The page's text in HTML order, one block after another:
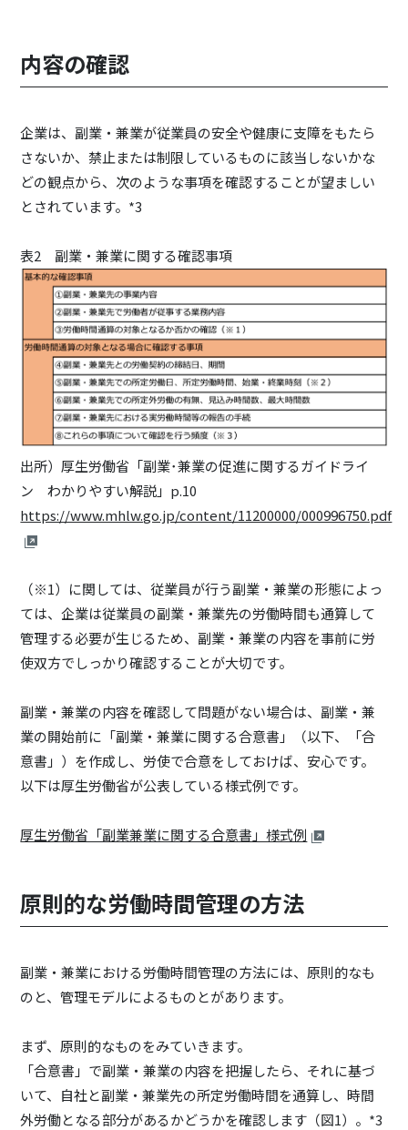
内容の確認
企業は、副業・兼業が従業員の安全や健康に支障をもたら
さないか、禁止または制限しているものに該当しないかな
どの観点から、次のような事項を確認することが望ましい
とされています。*3
表2 副業・兼業に関する確認事項
出所）厚生労働省「副業･兼業の促進に関するガイドライ
ン わかりやすい解説」p.10
https://www.mhlw.go.jp/content/11200000/000996750.pdf
（※1）に関しては、従業員が行う副業・兼業の形態によっ
ては、企業は従業員の副業・兼業先の労働時間も通算して
管理する必要が生じるため、副業・兼業の内容を事前に労
使双方でしっかり確認することが大切です。
副業・兼業の内容を確認して問題がない場合は、副業・兼
業の開始前に「副業・兼業に関する合意書」（以下、「合
意書」）を作成し、労使で合意をしておけば、安心です。
以下は厚生労働省が公表している様式例です。
厚生労働省「副業兼業に関する合意書」様式例
原則的な労働時間管理の方法
副業・兼業における労働時間管理の方法には、原則的なも
のと、管理モデルによるものとがあります。
まず、原則的なものをみていきます。
「合意書」で副業・兼業の内容を把握したら、それに基づ
いて、自社と副業・兼業先の所定労働時間を通算し、時間
外労働となる部分があるかどうかを確認します（図1）。*3